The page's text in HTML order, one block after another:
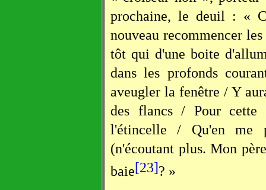
prochaine, le deuil : «
nouveau recommencer
tôt qui d'une boite
dans les profonds
aveugler la fenêtre / Y
des flancs / Pour cette
l'étincelle / Qu'en me
(n'écoutant plus. Mon
baie[23]? »